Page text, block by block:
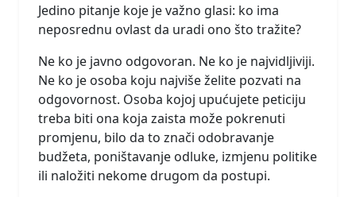
Jedino pitanje koje je važno glasi: ko ima
neposrednu ovlast da uradi ono što tražite?
Ne ko je javno odgovoran. Ne ko je najvidljiviji.
Ne ko je osoba koju najviše želite pozvati na
odgovornost. Osoba kojoj upućujete peticiju
treba biti ona koja zaista može pokrenuti
promjenu, bilo da to znači odobravanje
budžeta, poništavanje odluke, izmjenu politike
ili naložiti nekome drugom da postupi.